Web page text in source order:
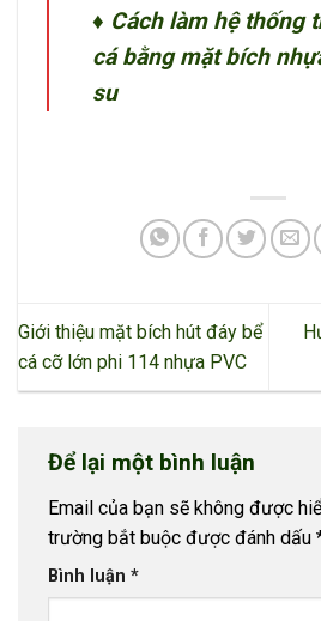
♦ Cách làm hệ thống
cá bằng mặt bích
su
Giới thiệu mặt bích hút đáy bể
cá cỡ lớn phi 114 nhựa PVC
Để lại một bình luận
Email của bạn sẽ không được
trường bắt buộc được đánh dấu
Bình luận *